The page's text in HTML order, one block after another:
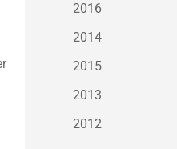
2016
2014
2015
2013
2012